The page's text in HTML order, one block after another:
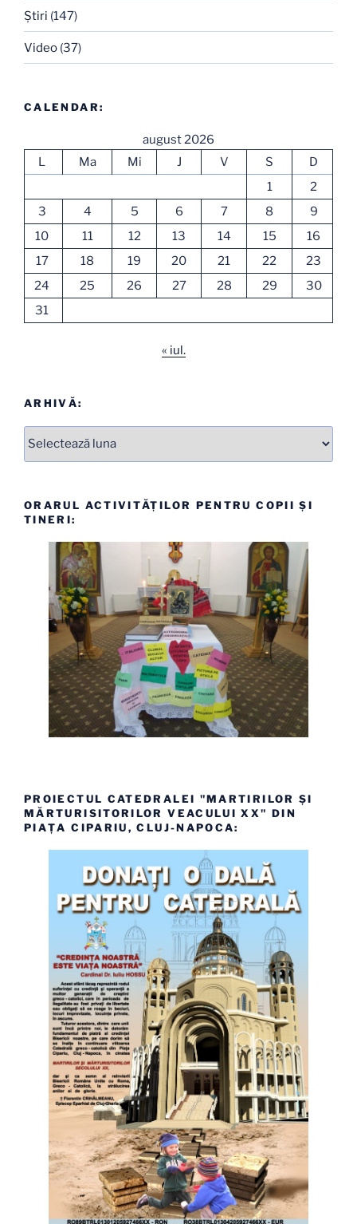
Ştiri (147)
Video (37)
CALENDAR:
august 2026
L
Ma Mi J V S
D
1
2
3
4 5 6 7 8
9
10
11 12 13 14 15
16
17
18 19 20 21 22
23
24
25 26 27 28 29
30
31
« iul.
ARHIVĂ:
Arhive
ORARUL ACTIVITĂȚILOR PENTRU COPII ȘI
TINERI:
PROIECTUL CATEDRALEI "MARTIRILOR ȘI
MĂRTURISITORILOR VEACULUI XX" DIN
PIAȚA CIPARIU, CLUJ-NAPOCA: